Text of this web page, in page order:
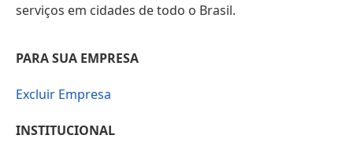
serviços em cidades de todo o Brasil.
PARA SUA EMPRESA
Excluir Empresa
INSTITUCIONAL